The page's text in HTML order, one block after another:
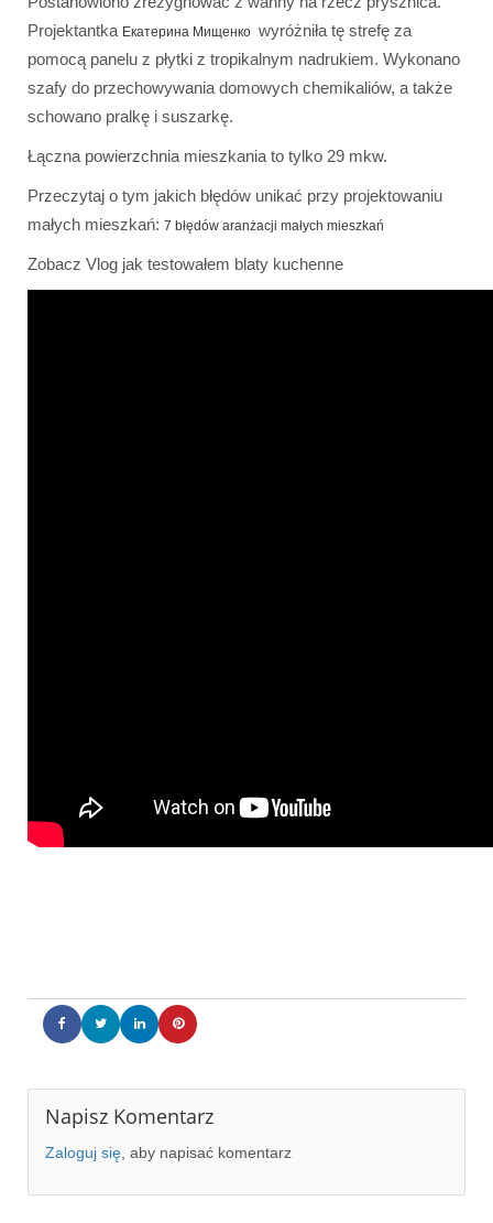
Projektantka Екатерина Мищенко wyróżniła tę strefę za
pomocą panelu z płytki z tropikalnym nadrukiem. Wykonano
szafy do przechowywania domowych chemikaliów, a także
schowano pralkę i suszarkę.
Łączna powierzchnia mieszkania to tylko 29 mkw.
Przeczytaj o tym jakich błędów unikać przy projektowaniu
małych mieszkań: 7 błędów aranżacji małych mieszkań
Zobacz Vlog jak testowałem blaty kuchenne
Napisz Komentarz
Zaloguj się , aby napisać komentarz